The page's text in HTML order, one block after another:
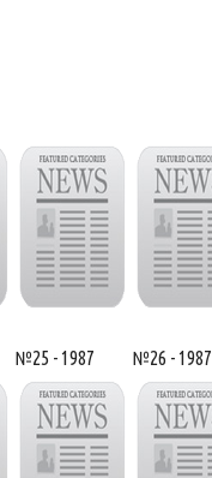
№25 - 1987 №26 - 1987